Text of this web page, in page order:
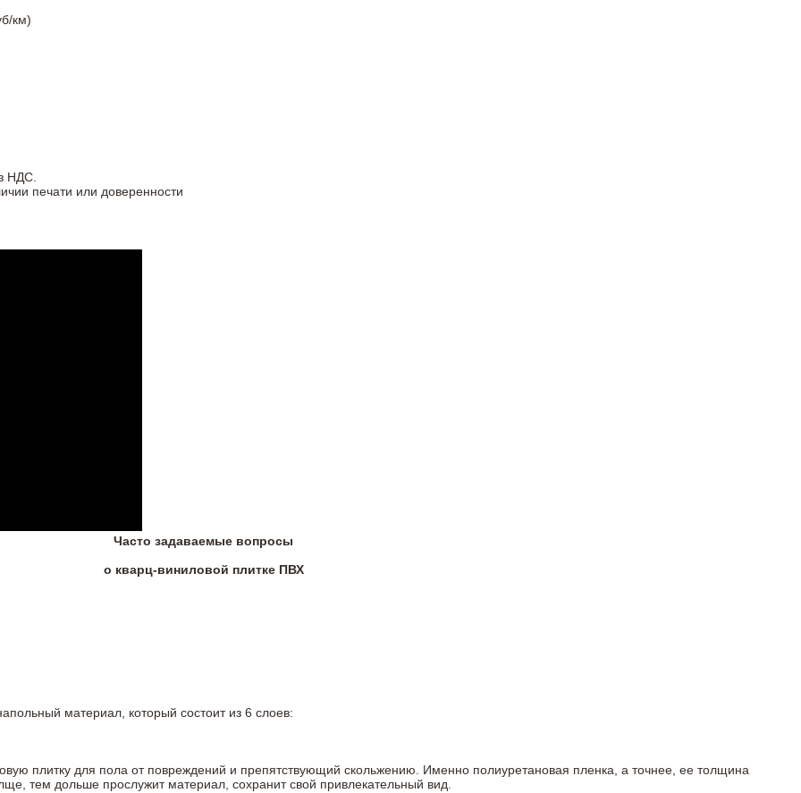
км)
НДС.
печати или доверенности
Часто задаваемые вопросы
о кварц-виниловой плитке ПВХ
материал, который состоит из 6 слоев:
плитку для пола от повреждений и препятствующий скольжению. Именно полиуретановая пленка, а точнее, ее толщина
тем дольше прослужит материал, сохранит свой привлекательный вид.